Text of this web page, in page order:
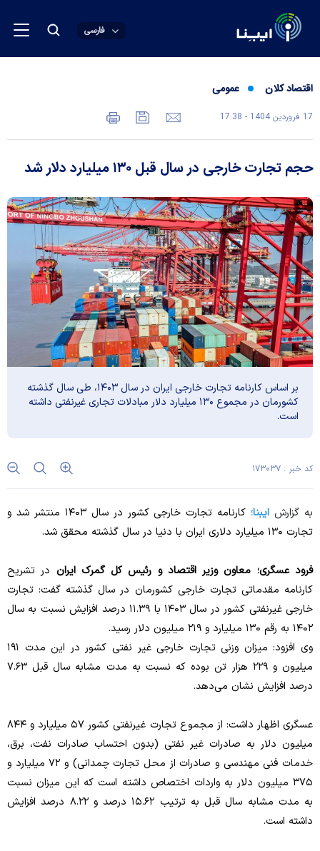
فارسی
اقتصاد کلان عمومی
17 فروردين 1404 - 17:38
حجم تجارت خارجی در سال قبل ۱۳۰ میلیارد دلار شد
بر اساس کارنامه تجارت خارجی ایران در سال ۱۴۰۳، طی سال گذشته
کشورمان در مجموع ۱۳۰ میلیارد دلار مبادلات تجاری غیرنفتی داشته
است.
کد خبر : ۱۷۳۰۳۷
به گزارش ایبنا؛
کارنامه تجارت خارجی کشور در سال ۱۴۰۳ منتشر شد و
تجارت ۱۳۰ میلیارد دلاری ایران با دنیا در سال گذشته محقق شد.
فرود عسگری؛ معاون وزیر اقتصاد و رئیس کل گمرک ایران در تشریح
کارنامه مقدماتی تجارت خارجی کشورمان در سال گذشته گفت: تجارت
خارجی غیرنفتی کشور در سال ۱۴۰۳ با ۱۱.۳۹ درصد افزایش نسبت به سال
۱۴۰۲ به رقم ۱۳۰ میلیارد و ۲۱۹ میلیون دلار رسید.
وی افزود: میزان وزنی تجارت خارجی غیر نفتی کشور در این مدت ۱۹۱
میلیون و ۲۲۹ هزار تن بوده که نسبت به مدت مشابه سال قبل ۷.۶۳
درصد افزایش نشان می‌دهد.
عسگری اظهار داشت: از مجموع تجارت غیرنفتی کشور ۵۷ میلیارد و ۸۴۴
میلیون دلار به صادرات غیر نفتی (بدون احتساب صادرات نفت، برق،
خدمات فنی مهندسی و صادرات از محل تجارت چمدانی) و ۷۲ میلیارد و
۳۷۵ میلیون دلار به واردات اختصاص داشته است که این میزان نسبت
به مدت مشابه سال قبل به ترتیب ۱۵.۶۲ درصد و ۸.۲۲ درصد افزایش
داشته است.